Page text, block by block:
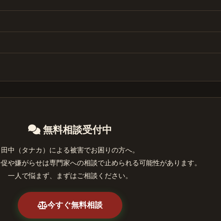
無料相談受付中
田中（タナカ）による被害でお困りの方へ。
や嫌がらせは専門家への相談で止められる可能性があります。
一人で悩まず、まずはご相談ください。
今すぐ無料相談